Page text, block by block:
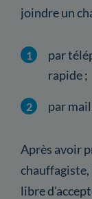
joindre un
par
rapide ;
par
Après avoir
chauffagiste,
libre